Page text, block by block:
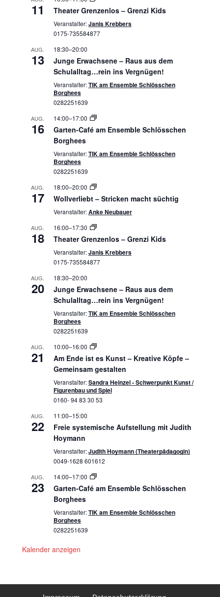
11 Theater Grenzenlos – Grenzi Kids
Veranstalter:Janis Krebbers
0175-735584877
AUG.
13
18:30–20:00
Junge Erwachsene – Raus aus dem
Schulalltag…rein ins Vergnügen!
Veranstalter:TIK am Ensemble Schlösschen
Borghees
0282251639
AUG.
16
14:00–17:00
Garten-Café am Ensemble Schlösschen
Borghees
Veranstalter:TIK am Ensemble Schlösschen
Borghees
0282251639
AUG.
17
18:00–20:00
Wollverliebt – Stricken macht süchtig
Veranstalter:Anke Neubauer
AUG.
18
16:00–17:30
Theater Grenzenlos – Grenzi Kids
Veranstalter:Janis Krebbers
0175-735584877
AUG.
20
18:30–20:00
Junge Erwachsene – Raus aus dem
Schulalltag…rein ins Vergnügen!
Veranstalter:TIK am Ensemble Schlösschen
Borghees
0282251639
AUG.
21
10:00–16:00
Am Ende ist es Kunst – Kreative Köpfe –
Gemeinsam gestalten
Veranstalter:Sandra Heinzel - Schwerpunkt Kunst /
Figurenbau und Spiel
0160- 94 83 30 53
AUG.
22
11:00–15:00
Freie systemische Aufstellung mit Judith
Hoymann
Veranstalter:Judith Hoymann (Theaterpädagogin)
0049-1628 601612
AUG.
23
14:00–17:00
Garten-Café am Ensemble Schlösschen
Borghees
Veranstalter:TIK am Ensemble Schlösschen
Borghees
0282251639
Kalender anzeigen